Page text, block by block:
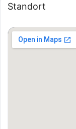
Standort